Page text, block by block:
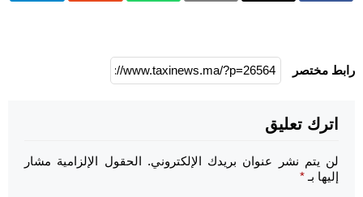
رابط مختصر
اترك تعليق
لن يتم نشر عنوان بريدك الإلكتروني. الحقول الإلزامية مشار
إليها بـ *